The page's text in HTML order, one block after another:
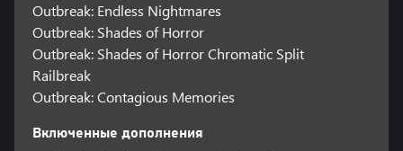
Outbreak: Endless Nightmares
Outbreak: Shades of Horror
Outbreak: Shades of Horror Chromatic Split
Railbreak
Outbreak: Contagious Memories
Включенные дополнения